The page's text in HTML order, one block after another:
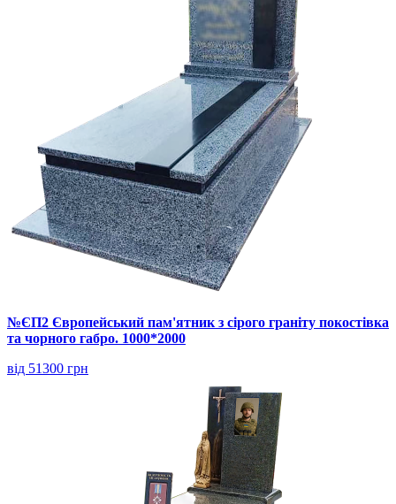
№ЄП2 Європейський пам'ятник з сірого граніту покостівка
та чорного габро. 1000*2000
від 51300 грн